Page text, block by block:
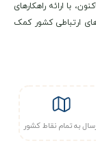
با ارائه راهکارهای
ارتباطی کشور کمک
به تمام نقاط کشور